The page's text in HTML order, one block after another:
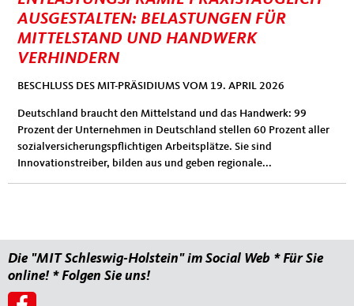
MIT-Konjunkturbrief Mittelstand aktuell Juli
2026
Volkswirtschaftlich bleibt Deutschland der kranke Mann Europas.
Wohnungsneubau hat angezogen. Die Unternehmen bekommen
wieder mehr Aufträge und die Auftragsbücher sind bereits dicker
als noch vor einem Jahr. Auch im Ausland ist Made in...
ENTLASTUNGSPRÄMIE PRAXISTAUGLICH
AUSGESTALTEN: BELASTUNGEN FÜR
MITTELSTAND UND HANDWERK
Deutschland braucht den Mittelstand und das Handwerk: 99
Prozent der Unternehmen in Deutschland stellen 60 Prozent aller
sozialversicherungspflichtigen Arbeitsplätze. Sie sind